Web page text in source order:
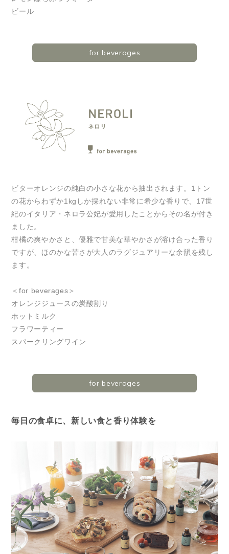
ビール
for beverages
ビターオレンジの純白の小さな花から抽出されます。1トン
の花からわずか1kgしか採れない非常に希少な香りで、17世
紀のイタリア・ネロラ公妃が愛用したことからその名が付き
ました。
柑橘の爽やかさと、優雅で甘美な華やかさが溶け合った香り
ですが、ほのかな苦さが大人のラグジュアリーな余韻を残し
ます。
＜for beverages＞
オレンジジュースの炭酸割り
ホットミルク
フラワーティー
スパークリングワイン
for beverages
毎日の食卓に、新しい食と香り体験を